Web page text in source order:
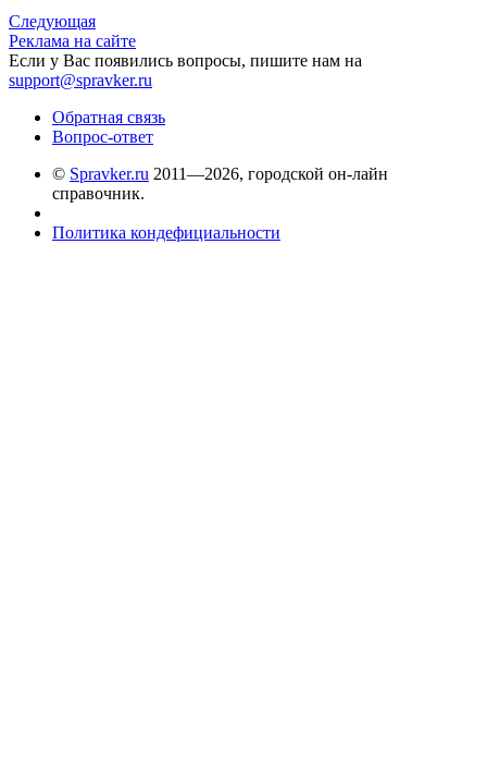
Следующая
Реклама на сайте
Если у Вас появились вопросы, пишите нам на
support@spravker.ru
Обратная связь
Вопрос-ответ
© Spravker.ru 2011—2026, городской он-лайн
справочник.
Политика кондефициальности